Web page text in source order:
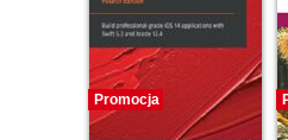
Promocja